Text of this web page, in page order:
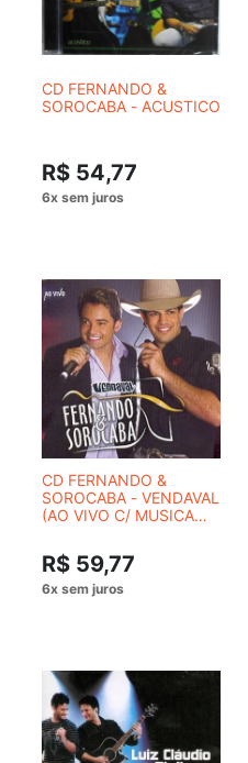
CD FERNANDO &
SOROCABA - ACUSTICO
R$ 54,77
CD FERNANDO &
SOROCABA - VENDAVAL
(AO VIVO C/ MUSICA
R$ 59,77